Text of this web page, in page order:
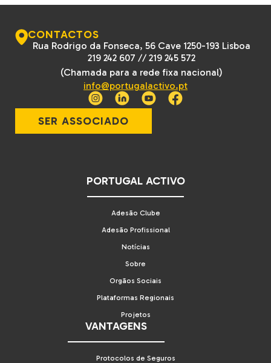
CONTACTOS
Rua Rodrigo da Fonseca, 56 Cave 1250-193 Lisboa
219 242 607 //219 245 572
(Chamada para a rede fixa nacional)
info@portugalactivo.pt
SER ASSOCIADO
PORTUGAL ACTIVO
Adesão Clube
Adesão Profissional
Notícias
Sobre
Orgãos Sociais
Plataformas Regionais
Projetos
VANTAGENS
Protocolos de Seguros